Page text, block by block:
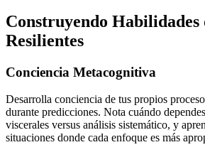
Construyendo Habilidades
Resilientes
Conciencia Metacognitiva
Desarrolla conciencia de tus propios
durante predicciones. Nota cuándo
viscerales versus análisis sistemático, y
situaciones donde cada enfoque es más